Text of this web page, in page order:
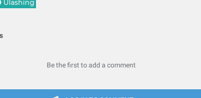
Ulashing